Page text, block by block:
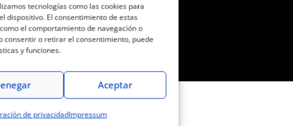
tecnologías como las cookies para
dispositivo. El consentimiento de estas
el comportamiento de navegación o
consentir o retirar el consentimiento, puede
y funciones.
Aceptar
de privacidadImpressum